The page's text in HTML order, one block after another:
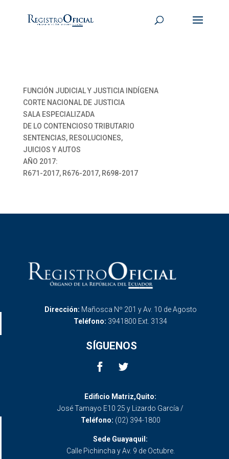
FUNCIÓN JUDICIAL Y JUSTICIA INDÍGENA
CORTE NACIONAL DE JUSTICIA
SALA ESPECIALIZADA
DE LO CONTENCIOSO TRIBUTARIO
SENTENCIAS, RESOLUCIONES,
JUICIOS Y AUTOS
AÑO 2017:
R671-2017, R676-2017, R698-2017
Dirección: Mañosca Nº 201 y Av. 10 de Agosto
Teléfono: 3941800 Ext. 3134
SÍGUENOS
Edificio Matriz,Quito:
José Tamayo E10 25 y Lizardo García /
Teléfono: (02) 394-1800
Sede Guayaquil:
Calle Pichincha y Av. 9 de Octubre.